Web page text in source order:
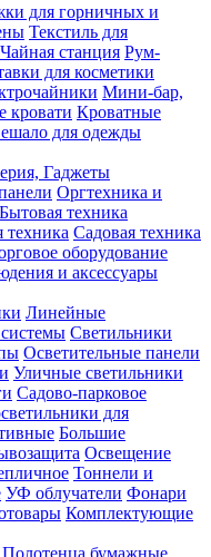
для горничных и
Текстиль для
Чайная станция Рум-
для косметики
Мини-бар,
кровати Кроватные
для одежды
Гаджеты
Оргтехника и
Бытовая техника
техника Садовая техника
оборудование
и аксессуары
Линейные
Светильники
Осветительные панели
Уличные светильники
Садово-парковое
для
Большие
Освещение
Тоннели и
УФ облучатели Фонари
Комплектующие
Полотенца бумажные